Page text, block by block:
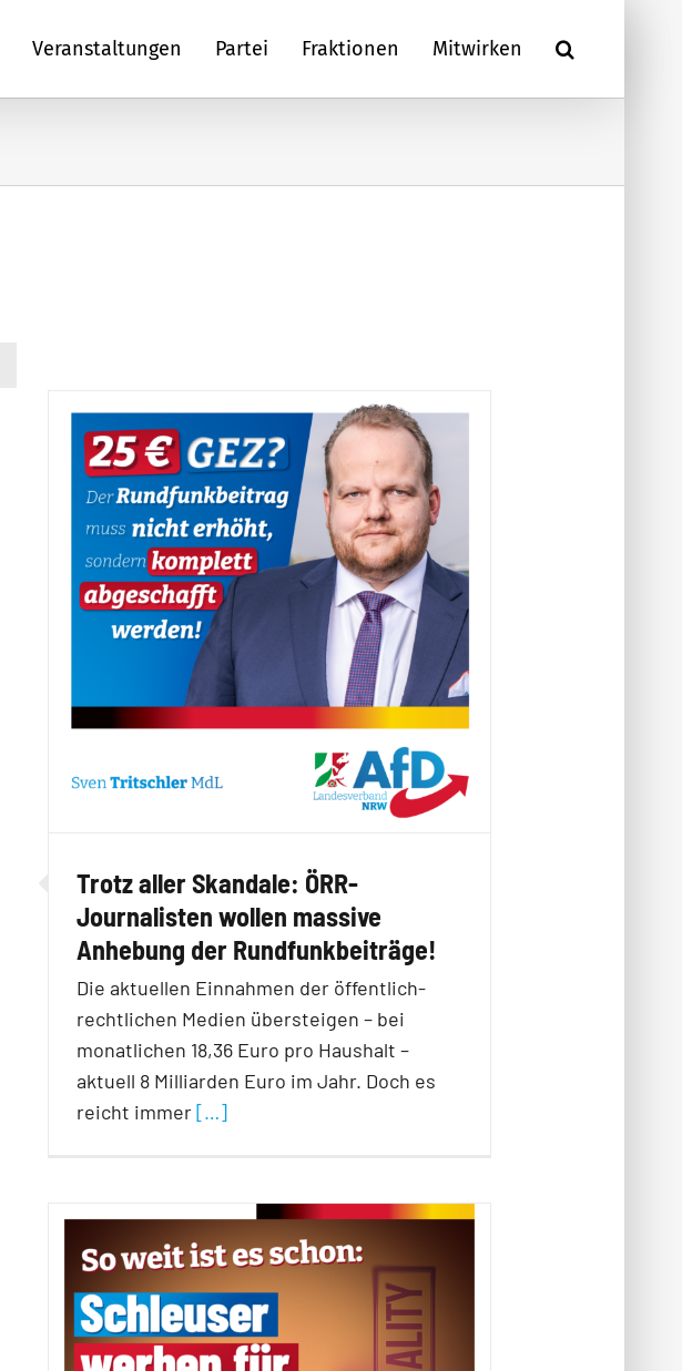
Veranstaltungen Partei Fraktionen Mitwirken
Trotz aller Skandale: ÖRR-
Journalisten wollen massive
Anhebung der Rundfunkbeiträge!
Die aktuellen Einnahmen der öffentlich-
rechtlichen Medien übersteigen – bei
monatlichen 18,36 Euro pro Haushalt –
aktuell 8 Milliarden Euro im Jahr. Doch es
reicht immer[…]